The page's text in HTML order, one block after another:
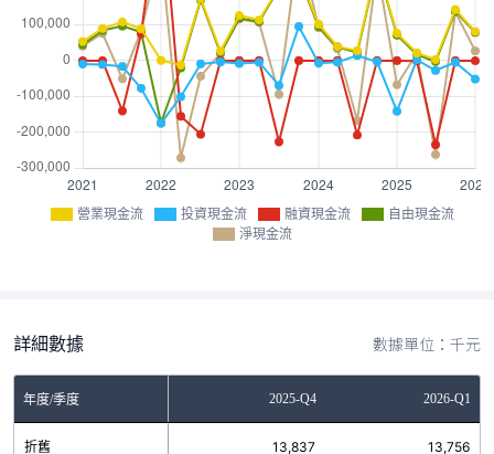
營業現金流 投資現金流 融資現金流
自由現金流
淨現金流
詳細數據 數據單位：千元
年度/季度 2025-Q4 2026-Q1
折舊 13,837 13,756